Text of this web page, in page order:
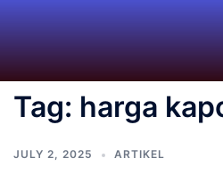
Tag: harga
JULY 2, 2025 ARTIKEL